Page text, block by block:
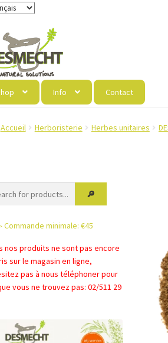
Info Contact
Accueil Herboristerie Herbes unitaires
▷ Commande minimale: €45
nos produits ne sont pas encore
sur le magasin en ligne,
pas à nous téléphoner pour
vous ne trouvez pas: 02/511 29